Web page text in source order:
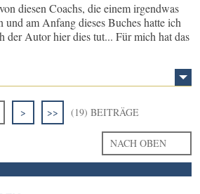
diesen Coachs, die einem irgendwas
und am Anfang dieses Buches hatte ich
der Autor hier dies tut... Für mich hat das
> >> (19) BEITRÄGE
NACH OBEN